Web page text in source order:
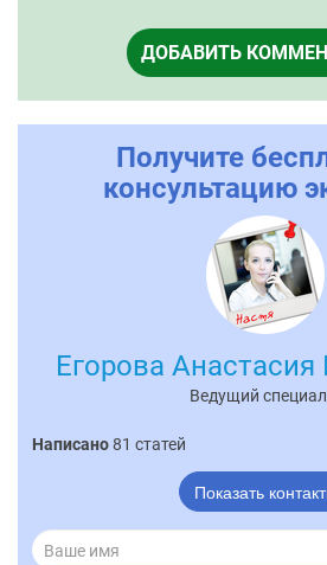
ДОБАВИТЬ
Получите
консультацию
Егорова
Ведущий
Написано81 статей
Показать